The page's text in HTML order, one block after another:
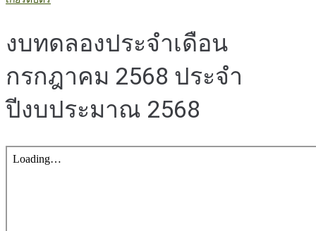
งบทดลองประจำเดือน
กรกฎาคม 2568 ประจำ
ปีงบประมาณ 2568